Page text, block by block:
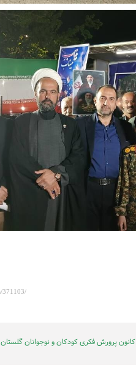
کانون پرورش فکری کودکان و نوجوانان گلستان